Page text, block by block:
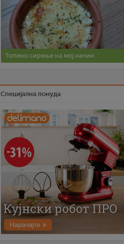
Топено сирење на мој начин
Специјална понуда